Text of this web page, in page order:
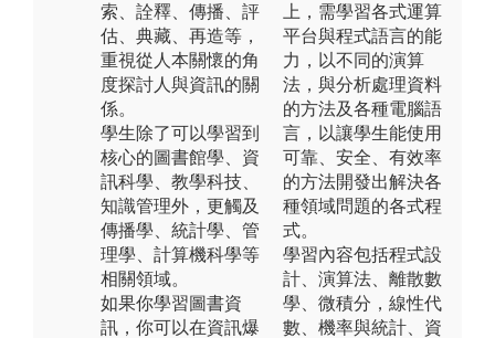
索、詮釋、傳播、評
估、典藏、再造等，
重視從人本關懷的角
度探討人與資訊的關
係。
學生除了可以學習到
核心的圖書館學、資
訊科學、教學科技、
知識管理外，更觸及
傳播學、統計學、管
理學、計算機科學等
相關領域。
如果你學習圖書資
訊，你可以在資訊爆
上，需學習各式運算
平台與程式語言的能
力，以不同的演算
法，與分析處理資料
的方法及各種電腦語
言，以讓學生能使用
可靠、安全、有效率
的方法開發出解決各
種領域問題的各式程
式。
學習內容包括程式設
計、演算法、離散數
學、微積分，線性代
數、機率與統計、資